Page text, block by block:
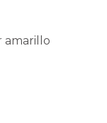
amarillo